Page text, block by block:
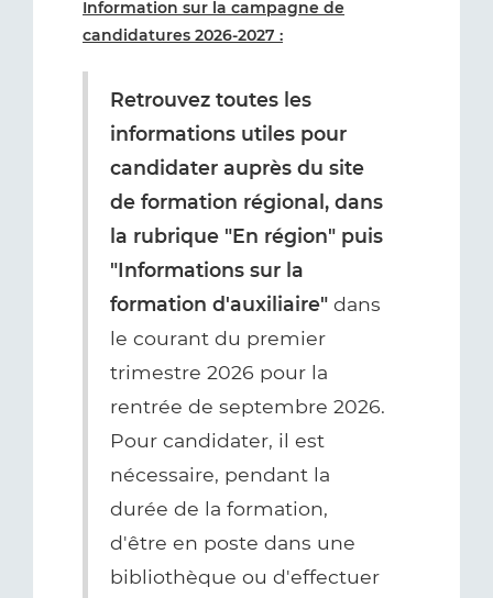
Information sur la campagne de
candidatures 2026-2027 :
Retrouvez toutes les
informations utiles pour
candidater auprès du site
de formation régional, dans
la rubrique "En région" puis
"Informations sur la
formation d'auxiliaire" dans
le courant du premier
trimestre 2026 pour la
rentrée de septembre 2026.
Pour candidater, il est
nécessaire, pendant la
durée de la formation,
d'être en poste dans une
bibliothèque ou d'effectuer